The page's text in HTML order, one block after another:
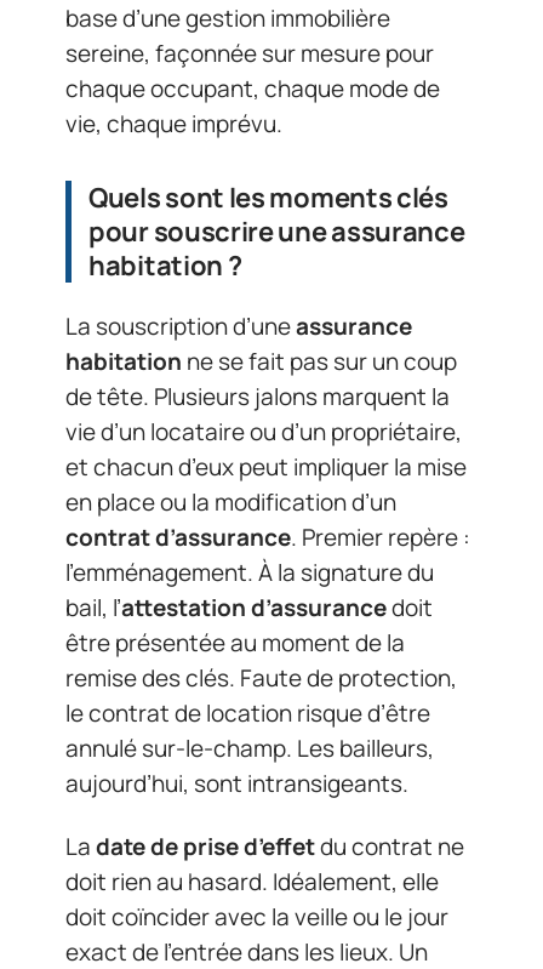
base d’une gestion immobilière
sereine, façonnée sur mesure pour
chaque occupant, chaque mode de
vie, chaque imprévu.
Quels sont les moments clés
pour souscrire une assurance
habitation ?
La souscription d’uneassurance
habitation ne se fait pas sur un coup
de tête. Plusieurs jalons marquent la
vie d’un locataire ou d’un propriétaire,
et chacun d’eux peut impliquer la mise
en place ou la modification d’un
contrat d’assurance. Premier repère :
l’emménagement. À la signature du
bail, l’attestation d’assurancedoit
être présentée au moment de la
remise des clés. Faute de protection,
le contrat de location risque d’être
annulé sur-le-champ. Les bailleurs,
aujourd’hui, sont intransigeants.
Ladate de prise d’effetdu contrat ne
doit rien au hasard. Idéalement, elle
doit coïncider avec la veille ou le jour
exact de l’entrée dans les lieux. Un